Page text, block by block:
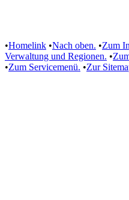
•Homelink •Nach oben. •Zum
Verwaltung und Regionen. •
•Zum Servicemenü. •Zur